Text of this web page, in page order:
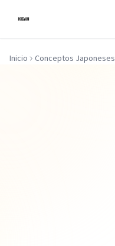
Inicio Conceptos Japoneses